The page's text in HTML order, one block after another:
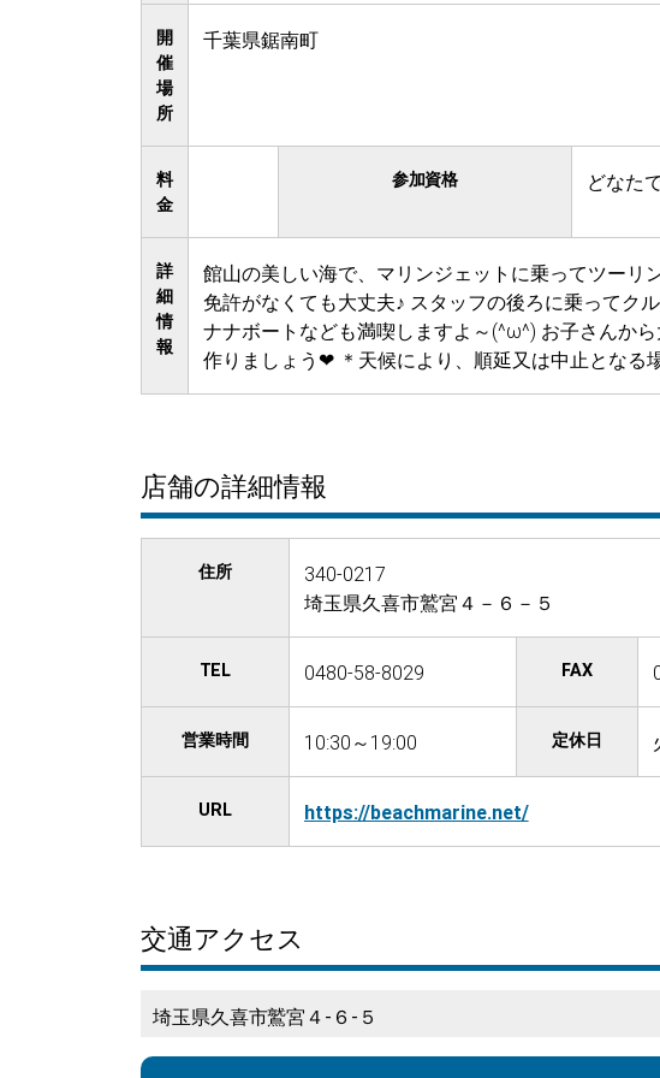
開
催
場
所
千葉県鋸南町
料
金
参加資格 どなた
詳
細
情
報
館山の美しい海で、マリンジェットに乗ってツーリ
免許がなくても大丈夫♪ スタッフの後ろに乗ってク
ナナボートなども満喫しますよ～(^ω^) お子さんか
作りましょう❤ ＊天候により、順延又は中止となる
店舗の詳細情報
住所
340-0217
埼玉県久喜市鷲宮４－６－５
TEL 0480-58-8029 FAX
営業時間 10:30～19:00 定休日
URL https://beachmarine.net/
交通アクセス
埼玉県久喜市鷲宮４-６-５